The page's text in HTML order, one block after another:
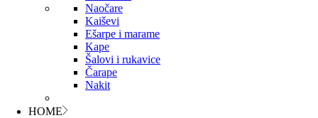
Naočare
Kaiševi
Ešarpe i marame
Kape
Šalovi i rukavice
Čarape
Nakit
HOME